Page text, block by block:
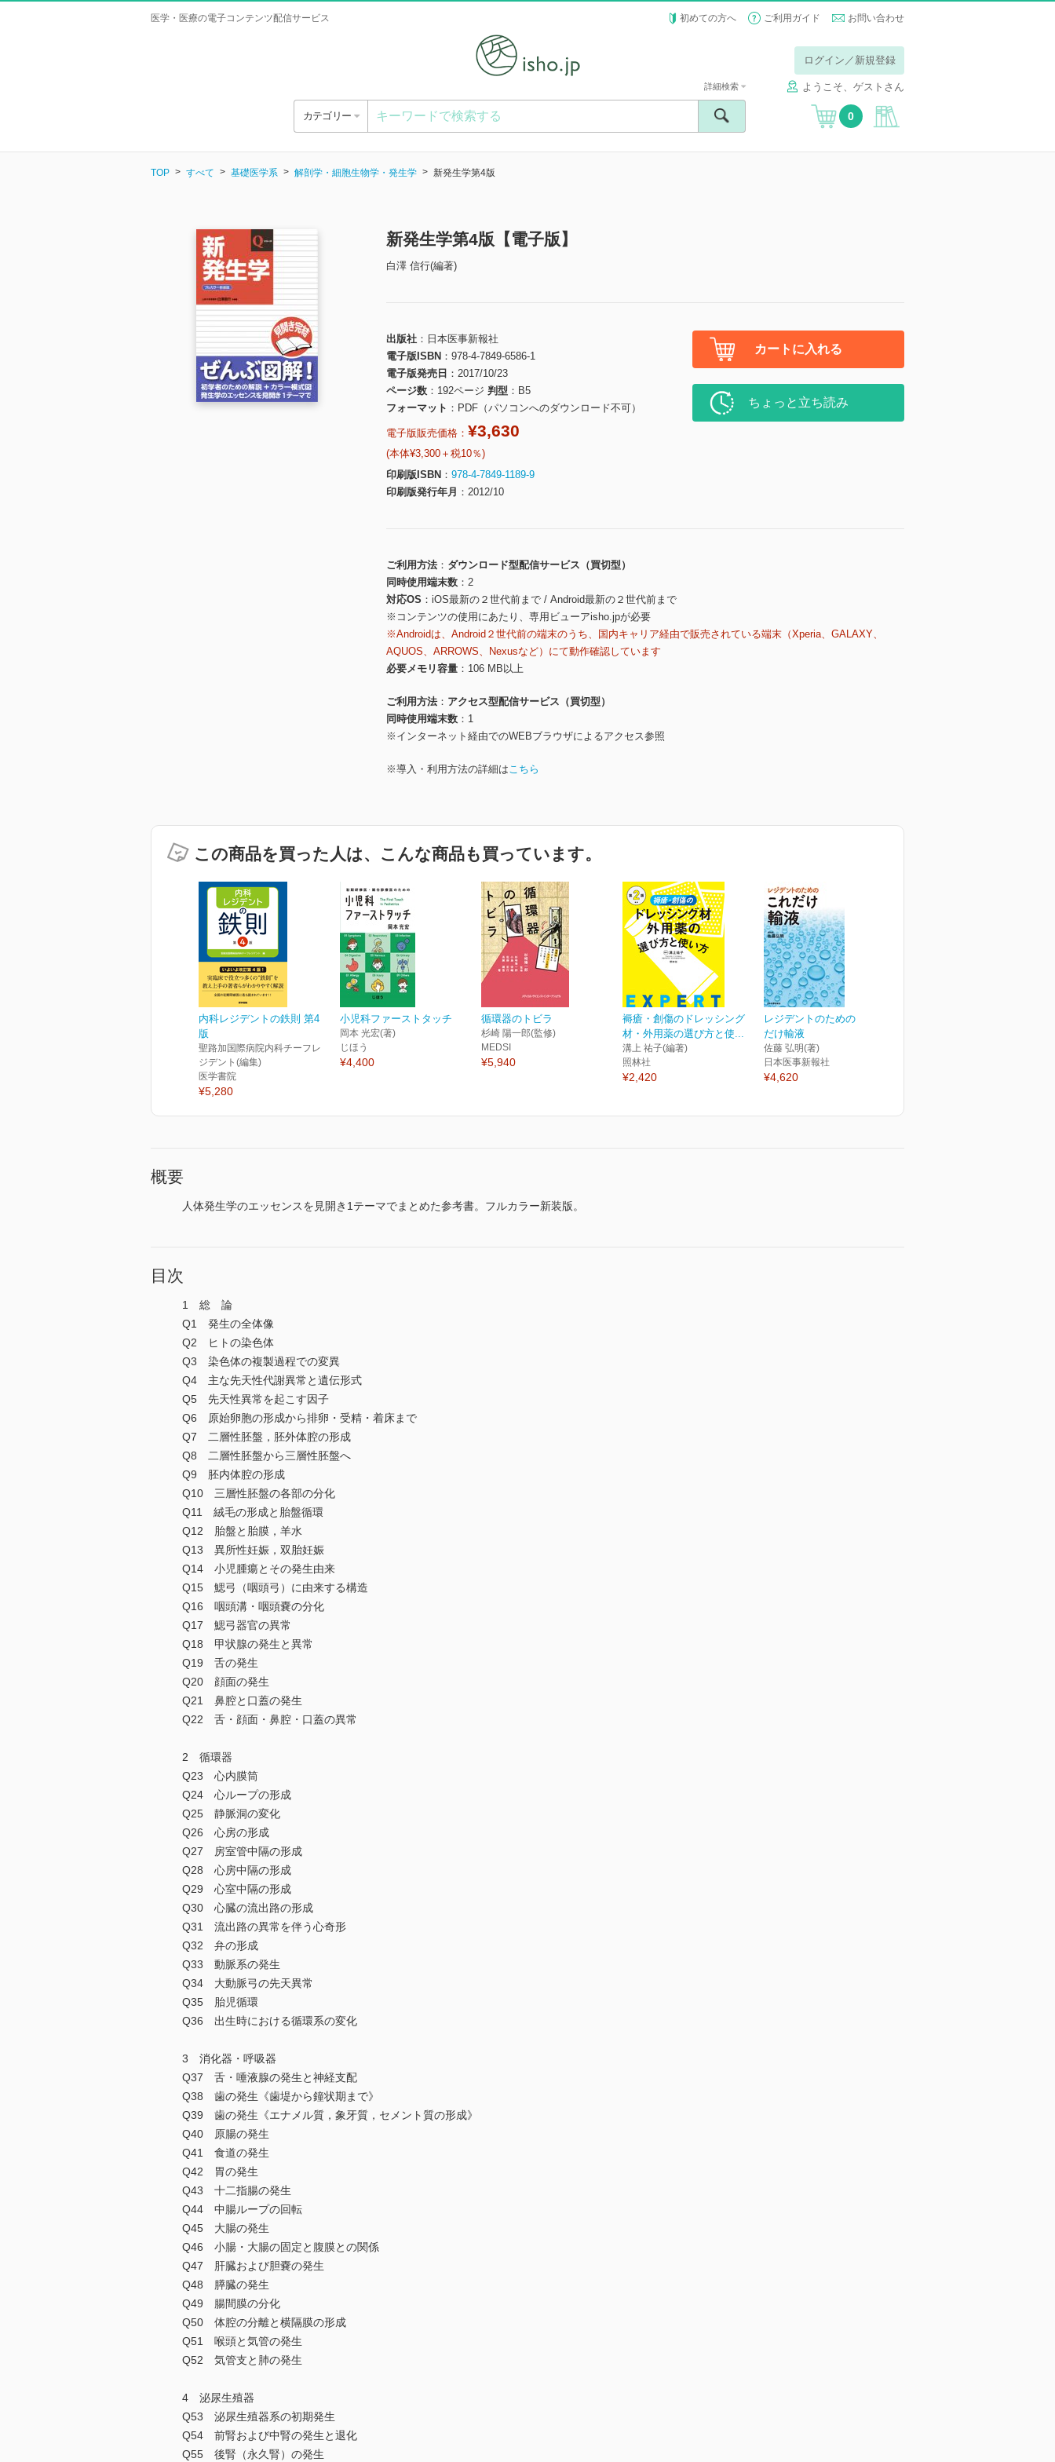
医学・医療の電子コンテンツ配信サービス 初めての方へ ご利用ガイド お問い合わせ
ログイン／新規登録
ようこそ、ゲストさん
カテゴリー
詳細検索
0
TOP すべて 基礎医学系 解剖学・細胞生物学・発生学 新発生学第4版
新発生学第4版【電子版】
白澤 信行(編著)
出版社
日本医事新報社
電子版ISBN
978-4-7849-6586-1
電子版発売日
2017/10/23
ページ数
192ページ 判型
B5
フォーマット
PDF（パソコンへのダウンロード不可）
電子版販売価格： ¥3,630
(本体¥3,300＋税10％)
印刷版ISBN
978-4-7849-1189-9
印刷版発行年月
2012/10
カートに入れる
ちょっと立ち読み
ご利用方法
ダウンロード型配信サービス（買切型）
同時使用端末数
2
対応OS
iOS最新の２世代前まで / Android最新の２世代前まで
※コンテンツの使用にあたり、専用ビューアisho.jpが必要
※Androidは、Android２世代前の端末のうち、国内キャリア経由で販売されている端末（Xperia、GALAXY、
AQUOS、ARROWS、Nexusなど）にて動作確認しています
必要メモリ容量
106 MB以上
ご利用方法
アクセス型配信サービス（買切型）
同時使用端末数
1
※インターネット経由でのWEBブラウザによるアクセス参照
※導入・利用方法の詳細はこちら
この商品を買った人は、こんな商品も買っています。
内科レジデントの鉄則 第4
版
聖路加国際病院内科チーフレ
ジデント(編集)
医学書院
¥5,280
小児科ファーストタッチ
岡本 光宏(著)
じほう
¥4,400
循環器のトビラ
杉崎 陽一郎(監修)
MEDSI
¥5,940
褥瘡・創傷のドレッシング
材・外用薬の選び方と使...
溝上 祐子(編著)
照林社
¥2,420
レジデントのための これ
だけ輸液
佐藤 弘明(著)
日本医事新報社
¥4,620
概要
人体発生学のエッセンスを見開き1テーマでまとめた参考書。フルカラー新装版。
目次
1 総 論
Q1 発生の全体像
Q2 ヒトの染色体
Q3 染色体の複製過程での変異
Q4 主な先天性代謝異常と遺伝形式
Q5 先天性異常を起こす因子
Q6 原始卵胞の形成から排卵・受精・着床まで
Q7 二層性胚盤，胚外体腔の形成
Q8 二層性胚盤から三層性胚盤へ
Q9 胚内体腔の形成
Q10 三層性胚盤の各部の分化
Q11 絨毛の形成と胎盤循環
Q12 胎盤と胎膜，羊水
Q13 異所性妊娠，双胎妊娠
Q14 小児腫瘍とその発生由来
Q15 鰓弓（咽頭弓）に由来する構造
Q16 咽頭溝・咽頭嚢の分化
Q17 鰓弓器官の異常
Q18 甲状腺の発生と異常
Q19 舌の発生
Q20 顔面の発生
Q21 鼻腔と口蓋の発生
Q22 舌・顔面・鼻腔・口蓋の異常
2 循環器
Q23 心内膜筒
Q24 心ループの形成
Q25 静脈洞の変化
Q26 心房の形成
Q27 房室管中隔の形成
Q28 心房中隔の形成
Q29 心室中隔の形成
Q30 心臓の流出路の形成
Q31 流出路の異常を伴う心奇形
Q32 弁の形成
Q33 動脈系の発生
Q34 大動脈弓の先天異常
Q35 胎児循環
Q36 出生時における循環系の変化
3 消化器・呼吸器
Q37 舌・唾液腺の発生と神経支配
Q38 歯の発生《歯堤から鐘状期まで》
Q39 歯の発生《エナメル質，象牙質，セメント質の形成》
Q40 原腸の発生
Q41 食道の発生
Q42 胃の発生
Q43 十二指腸の発生
Q44 中腸ループの回転
Q45 大腸の発生
Q46 小腸・大腸の固定と腹膜との関係
Q47 肝臓および胆嚢の発生
Q48 膵臓の発生
Q49 腸間膜の分化
Q50 体腔の分離と横隔膜の形成
Q51 喉頭と気管の発生
Q52 気管支と肺の発生
4 泌尿生殖器
Q53 泌尿生殖器系の初期発生
Q54 前腎および中腎の発生と退化
Q55 後腎（永久腎）の発生